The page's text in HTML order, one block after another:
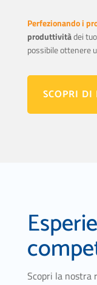
Perfezionando i
produttivitàdei
possibile ottenere
SCOPRI DI
Scopri la nostra